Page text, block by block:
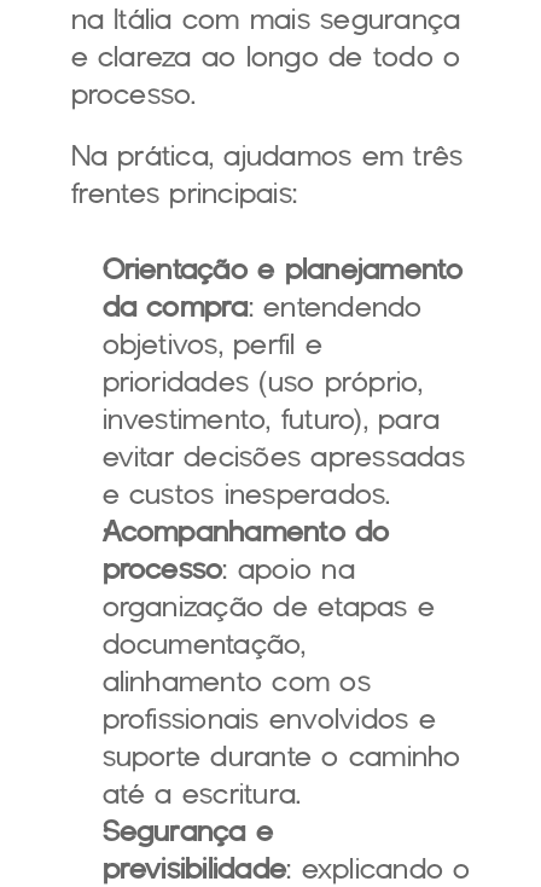
na Itália com mais segurança
e clareza ao longo de todo o
processo.
Na prática, ajudamos em três
frentes principais:
Orientação e planejamento
da compra: entendendo
objetivos, perfil e
prioridades (uso próprio,
investimento, futuro), para
evitar decisões apressadas
e custos inesperados.
Acompanhamento do
processo: apoio na
organização de etapas e
documentação,
alinhamento com os
profissionais envolvidos e
suporte durante o caminho
até a escritura.
Segurança e
previsibilidade: explicando o